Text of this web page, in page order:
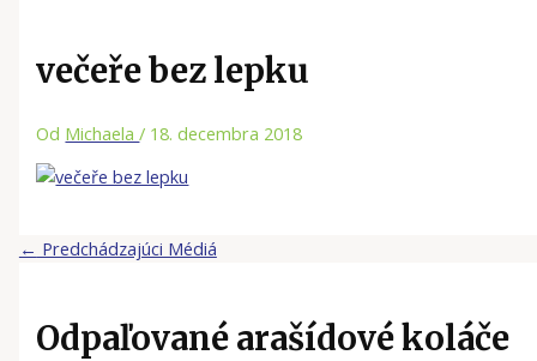
večeře bez lepku
Od Michaela/ 18. decembra 2018
← Predchádzajúci Médiá
Odpaľované arašídové koláče